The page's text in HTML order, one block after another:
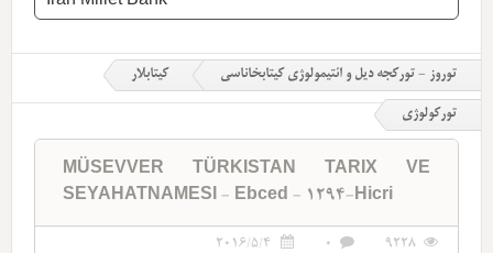
توروز - تورکجه دیل و ائتیمولوژی کیتابخاناسی کیتابلار
تورکولوژی
MÜSEVVER TÜRKISTAN TARIX VE
SEYAHATNAMESI - Ebced - 1294-Hicri
9228
0
2016/5/4